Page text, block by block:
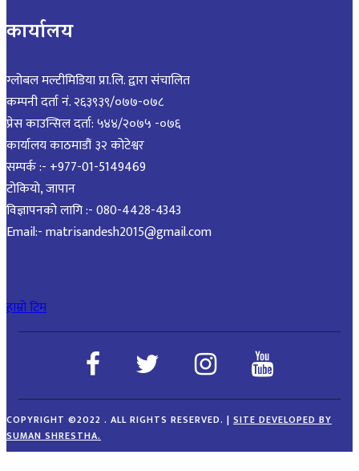
कार्यालय
ग्लोबल मल्टीमिडिया प्रा.लि. द्वारा संचालित
कम्पनी दर्ता नं. २६३९३९/०७७-०७८
प्रेस काउन्सिल दर्ता: ५४४/२०७५ -०७६
कार्यालय काठमाडौं ३२ कोटेश्वर
सम्पर्क :- +977-01-5149469
टोकियो, जापान
विज्ञापनको लागि :- 080-4428-4343
Email:- matrisandesh2015@gmail.com
हाम्रो टिम
COPYRIGHT ©2022 . ALL RIGHTS RESERVED. | SITE DEVELOPED BY
SUMAN SHRESTHA.